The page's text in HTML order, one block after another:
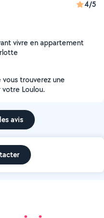
4/5
vivre en appartement
vous trouverez une
Loulou.
avis